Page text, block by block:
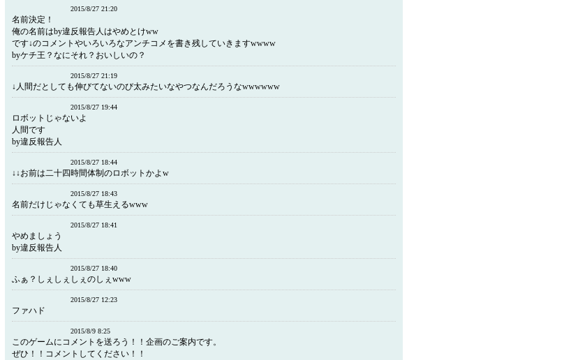
2015/8/27 21:20
名前決定！
俺の名前はby違反報告人はやめとけww
です↓のコメントやいろいろなアンチコメを書き残していきますwwww
byケチ王？なにそれ？おいしいの？
2015/8/27 21:19
↓人間だとしても伸びてないのび太みたいなやつなんだろうなwwwwww
2015/8/27 19:44
ロボットじゃないよ
人間です
by違反報告人
2015/8/27 18:44
↓↓お前は二十四時間体制のロボットかよw
2015/8/27 18:43
名前だけじゃなくても草生えるwww
2015/8/27 18:41
やめましょう
by違反報告人
2015/8/27 18:40
ふぁ？しぇしぇしぇのしぇwww
2015/8/27 12:23
ファハド
2015/8/9 8:25
このゲームにコメントを送ろう！！企画のご案内です。
ぜひ！！コメントしてください！！